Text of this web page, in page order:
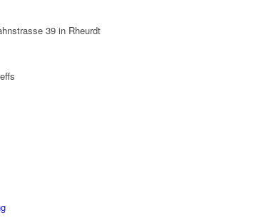
39 in Rheurdt